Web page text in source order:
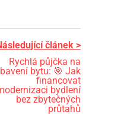
článek >
Rychlá půjčka na
bytu: 🎯 Jak
financovat
bydlení
bez zbytečných
průtahů